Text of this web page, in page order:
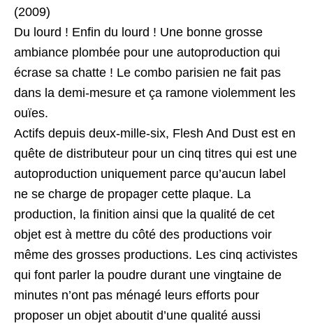
(2009)
Du lourd ! Enfin du lourd ! Une bonne grosse
ambiance plombée pour une autoproduction qui
écrase sa chatte ! Le combo parisien ne fait pas
dans la demi-mesure et ça ramone violemment les
ouïes.
Actifs depuis deux-mille-six, Flesh And Dust est en
quête de distributeur pour un cinq titres qui est une
autoproduction uniquement parce qu’aucun label
ne se charge de propager cette plaque. La
production, la finition ainsi que la qualité de cet
objet est à mettre du côté des productions voir
même des grosses productions. Les cinq activistes
qui font parler la poudre durant une vingtaine de
minutes n’ont pas ménagé leurs efforts pour
proposer un objet aboutit d’une qualité aussi